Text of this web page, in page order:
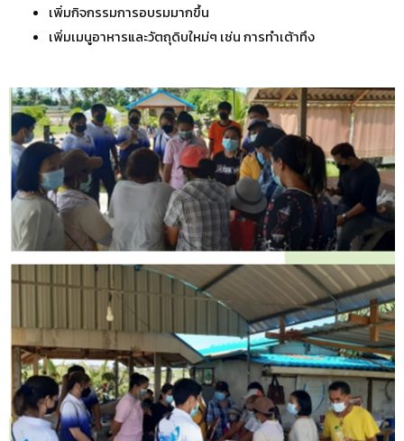
เพิ่มกิจกรรมการอบรมมากขึ้น
เพิ่มเมนูอาหารและวัตถุดิบใหม่ๆ เช่น การทำเต้าทึง